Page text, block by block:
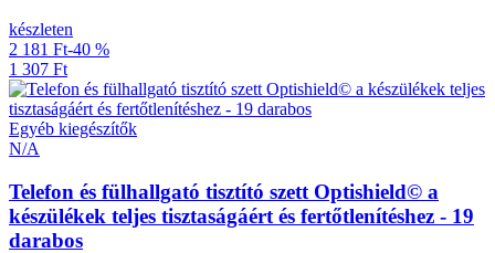
készleten
2 181 Ft-40 %
1 307 Ft
Egyéb kiegészítők
N/A
Telefon és fülhallgató tisztító szett Optishield© a
készülékek teljes tisztaságáért és fertőtlenítéshez - 19
darabos